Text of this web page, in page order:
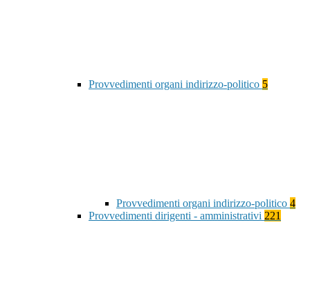
Provvedimenti organi indirizzo-politico 5
Provvedimenti organi indirizzo-politico 4
Provvedimenti dirigenti - amministrativi 221